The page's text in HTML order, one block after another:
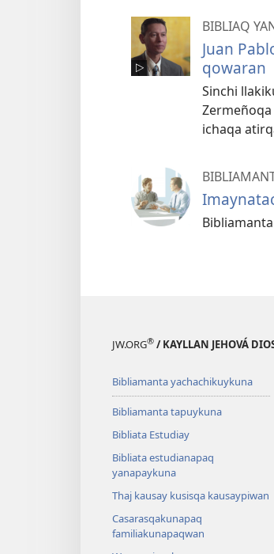
BIBLIAQ
Juan
qowaran
Sinchi
ichaqa
JW.ORG® / KAYLLAN JEHOVÁ
Bibliamanta yachachikuykuna
Bibliamanta tapuykuna
Bibliata Estudiay
Bibliata estudianapaq
yanapaykuna
Thaj kausay kusisqa kausaypiwan
Casarasqakunapaq
familiakunapaqwan